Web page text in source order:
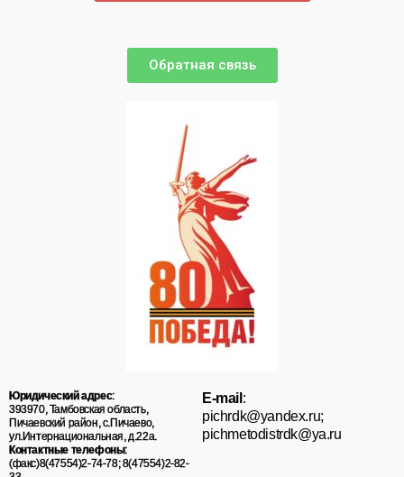
Обратная связь
Юридический адрес:
393970, Тамбовская область,
Пичаевский район, с.Пичаево,
ул.Интернациональная, д.22а.
Контактные телефоны:
(факс)8(47554)2-74-78; 8(47554)2-82-
E-mail :
pichrdk@yаndex.ru;
pichmetodistrdk@ya.ru